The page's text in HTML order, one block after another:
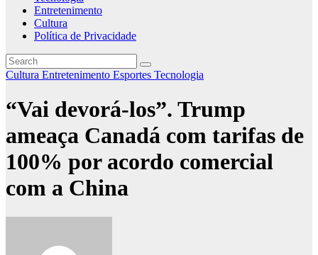
Entretenimento
Cultura
Política de Privacidade
Cultura Entretenimento Esportes Tecnologia
“Vai devorá-los”. Trump
ameaça Canadá com tarifas de
100% por acordo comercial
com a China